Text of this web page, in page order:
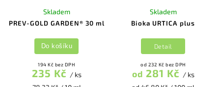
PREV-GOLD GARDEN® 30 ml
Skladem
194 Kč bez DPH
235 Kč / ks
Do košíku
Bioka URTICA plus
Skladem
od 232 Kč bez DPH
od 281 Kč / ks
Detail